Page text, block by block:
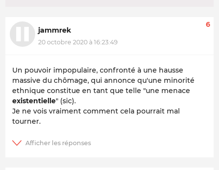
jammrek
20 octobre 2020 à 16:23:49
6
Un pouvoir impopulaire, confronté à une hausse
massive du chômage, qui annonce qu'une minorité
ethnique constitue en tant que telle "une menace
existentielle" (sic).
Je ne vois vraiment comment cela pourrait mal
tourner.